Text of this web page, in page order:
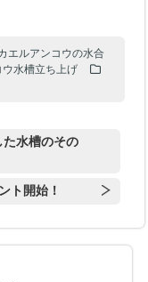
エルアンコウの水合
水槽立ち上げ
水槽のその
ト開始！